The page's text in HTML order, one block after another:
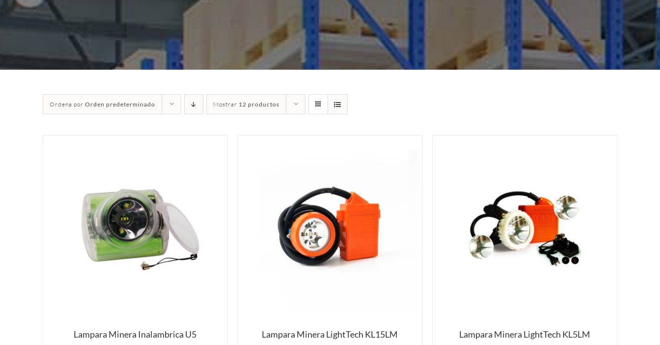
Ordena por Orden predeterminado Mostrar 12 productos
Lampara Minera Inalambrica U5 Lampara Minera LightTech KL15LM Lampara Minera LightTech KL5LM